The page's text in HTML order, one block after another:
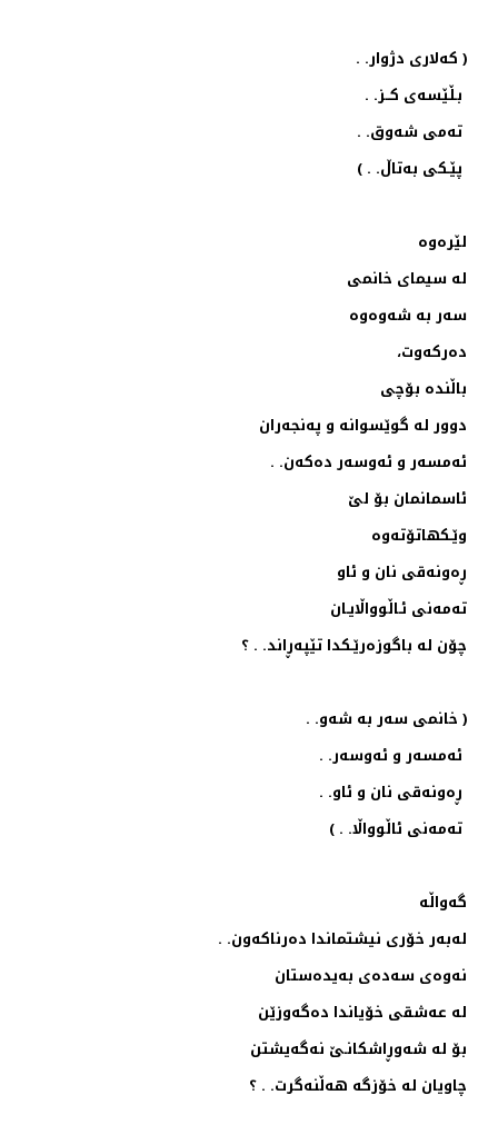
( كه‌لاری دژوار. .
بـڵێسه‌ی كــز. .
ته‌می شه‌وق. .
پێـكی به‌تاڵ. . )
لێره‌وه‌
له سیمای‌ خانمی
سه‌ر به‌ شه‌وه‌وه‌
ده‌ركه‌وت،
باڵنده‌ بۆچی
دوور له‌ گوێسوانه‌ و په‌نجه‌ران‌
ئه‌مسه‌ر و ئه‌وسه‌ر ده‌كه‌ن. .
ئاسمانمان بۆ لێ
وێـكهاتۆ‌ته‌وه‌
ڕه‌ونه‌قی نان و ئاو
ته‌مه‌نی ئـاڵوواڵایـان
چۆن له‌ باگوزه‌رێـكدا تێپه‌ڕاند. . ؟
( خانمی سه‌ر به‌ شه‌و. .
ئه‌مسه‌ر و ئه‌وسه‌ر. .
ڕه‌ونه‌قی نان و ئاو. .
ته‌مه‌نی ئاڵوواڵا. . )
گه‌واڵه‌
له‌به‌ر خۆری نیشتماندا ده‌رناكه‌ون. .
نه‌وه‌ی سه‌ده‌ی به‌یده‌ستان
‌له‌ عه‌شقی خۆیاندا ده‌گه‌وزێن
بۆ له‌ شه‌وڕاشكانـێ نه‌گه‌یشتن
چاویان له‌ خۆزگه‌ هه‌ڵنه‌گرت. . ؟